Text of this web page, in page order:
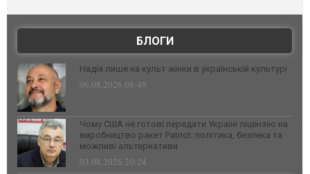
БЛОГИ
Надія лише на культ жінки в українській культурі
06.08.2026 08:49
Чому США не готові передати Україні ліцензію на
виробництво ракет Patriot: політика, безпека та
можливі альтернативи
03.08.2026 20:24